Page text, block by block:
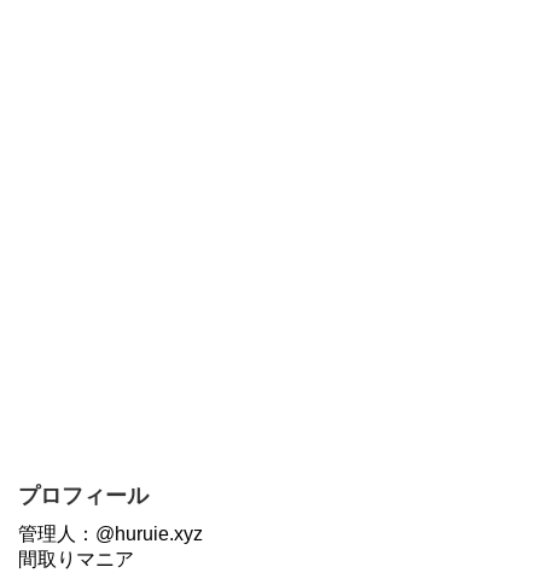
プロフィール
管理人：@huruie.xyz
間取りマニア